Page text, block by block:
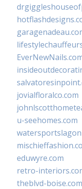
jovialfloralco.com
u-seehomes.com
eduwyre.com
retro-
theblvd-boise.com